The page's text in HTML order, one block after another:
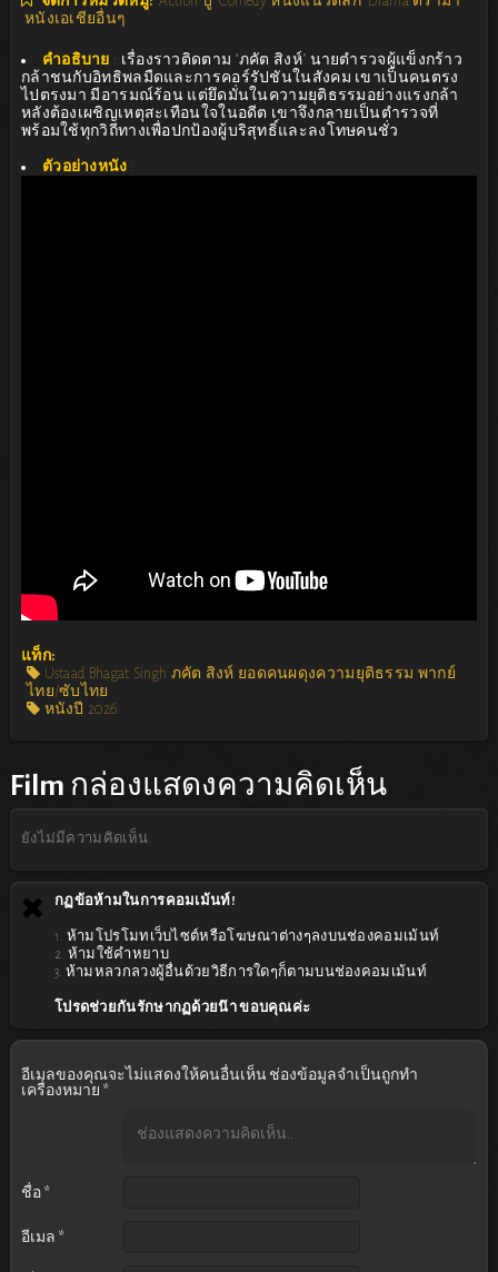
หนังเอเชียอื่นๆ
คำอธิบาย : เรื่องราวติดตาม “ภคัต สิงห์” นายตำรวจผู้แข็งกร้าว
กล้าชนกับอิทธิพลมืดและการคอร์รัปชันในสังคม เขาเป็นคนตรง
ไปตรงมา มีอารมณ์ร้อน แต่ยึดมั่นในความยุติธรรมอย่างแรงกล้า
หลังต้องเผชิญเหตุสะเทือนใจในอดีต เขาจึงกลายเป็นตำรวจที่
พร้อมใช้ทุกวิถีทางเพื่อปกป้องผู้บริสุทธิ์และลงโทษคนชั่ว
ตัวอย่างหนัง :
แท็ก:
Ustaad Bhagat Singh ภคัต สิงห์ ยอดคนผดุงความยุติธรรม พากย์
ไทย/ซับไทย
หนังปี 2026
Film กล่องแสดงความคิดเห็น
ยังไม่มีความคิดเห็น
กฏข้อห้ามในการคอมเม้นท์!
1. ห้ามโปรโมทเว็บไซต์หรือโฆษณาต่างๆลงบนช่องคอมเม้นท์
2. ห้ามใช้คำหยาบ
3. ห้ามหลวกลวงผู้อื่นด้วยวิธีการใดๆก็ตามบนช่องคอมเม้นท์
โปรดช่วยกันรักษากฏด้วยน๊า ขอบคุณค่ะ
อีเมลของคุณจะไม่แสดงให้คนอื่นเห็น ช่องข้อมูลจำเป็นถูกทำ
เครื่องหมาย *
ชื่อ *
อีเมล *